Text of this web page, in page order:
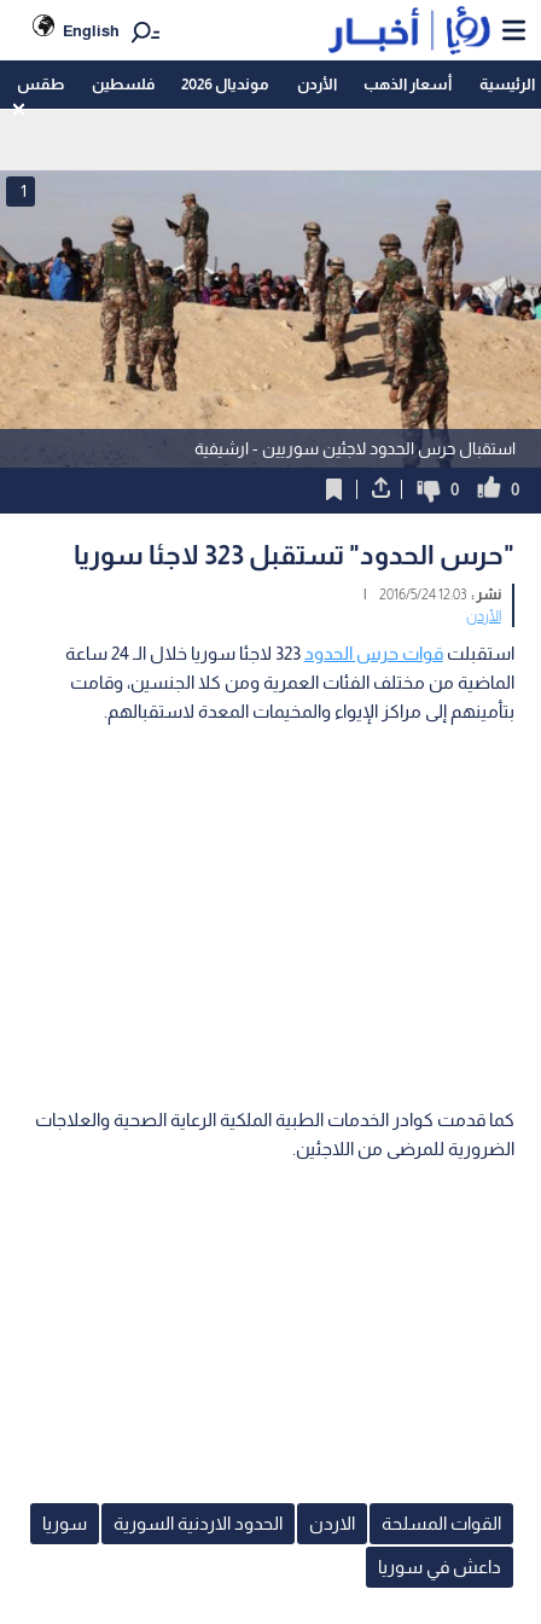
English
الرئيسية أسعار الذهب الأردن مونديال 2026 فلسطين طقس
استقبال حرس الحدود لاجئين سوريين - ارشيفية
1
0
0
"حرس الحدود" تستقبل 323 لاجئا سوريا
نشر :12:03 2016/5/24
|
الأردن
استقبلتقوات حرس الحدود
323 لاجئا سوريا خلال الـ 24 ساعة
الماضية من مختلف الفئات العمرية ومن كلا الجنسين، وقامت
بتأمينهم إلى مراكز الإيواء والمخيمات المعدة لاستقبالهم.
كما قدمت كوادر الخدمات الطبية الملكية الرعاية الصحية والعلاجات
الضرورية للمرضى من اللاجئين.
القوات المسلحة الاردن الحدود الاردنية السورية سوريا
داعش في سوريا